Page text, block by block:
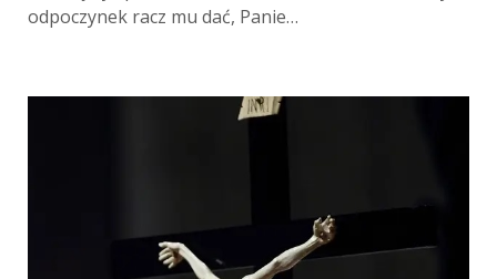
odpoczynek racz mu dać, Panie…